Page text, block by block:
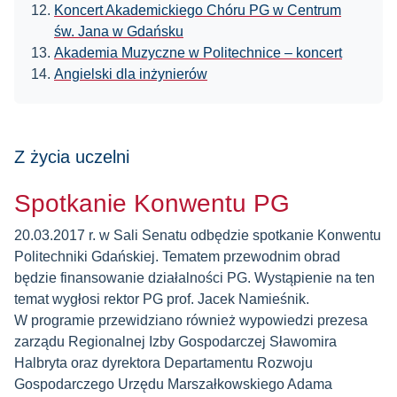
Koncert Akademickiego Chóru PG w Centrum
św. Jana w Gdańsku
Akademia Muzyczne w Politechnice – koncert
Angielski dla inżynierów
Z życia uczelni
Spotkanie Konwentu PG
20.03.2017 r. w Sali Senatu odbędzie spotkanie Konwentu
Politechniki Gdańskiej. Tematem przewodnim obrad
będzie finansowanie działalności PG. Wystąpienie na ten
temat wygłosi rektor PG prof. Jacek Namieśnik.
W programie przewidziano również wypowiedzi prezesa
zarządu Regionalnej Izby Gospodarczej Sławomira
Halbryta oraz dyrektora Departamentu Rozwoju
Gospodarczego Urzędu Marszałkowskiego Adama